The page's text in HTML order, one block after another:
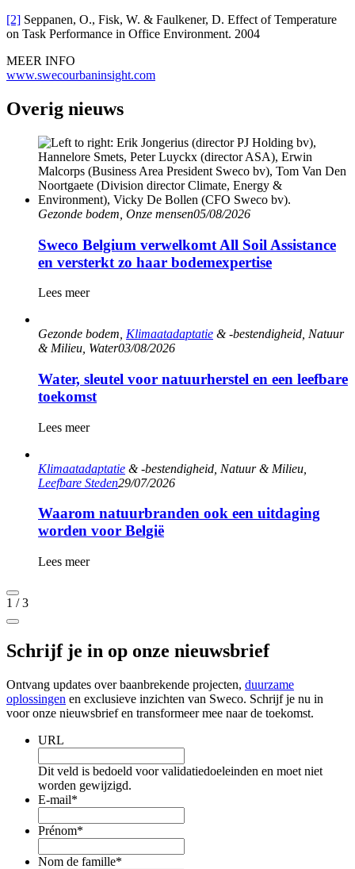
[2] Seppanen, O., Fisk, W. & Faulkener, D. Effect of Temperature
on Task Performance in Office Environment. 2004
MEER INFO
www.swecourbaninsight.com
Overig nieuws
Gezonde bodem, Onze mensen05/08/2026
Sweco Belgium verwelkomt All Soil Assistance
en versterkt zo haar bodemexpertise
Lees meer
Gezonde bodem, Klimaatadaptatie & -bestendigheid, Natuur
& Milieu, Water03/08/2026
Water, sleutel voor natuurherstel en een leefbare
toekomst
Lees meer
Klimaatadaptatie & -bestendigheid, Natuur & Milieu,
Leefbare Steden29/07/2026
Waarom natuurbranden ook een uitdaging
worden voor België
Lees meer
1 /3
Schrijf je in op onze nieuwsbrief
Ontvang updates over baanbrekende projecten, duurzame
oplossingen en exclusieve inzichten van Sweco. Schrijf je nu in
voor onze nieuwsbrief en transformeer mee naar de toekomst.
URL
Dit veld is bedoeld voor validatiedoeleinden en moet niet
worden gewijzigd.
E-mail*
Prénom*
Nom de famille*